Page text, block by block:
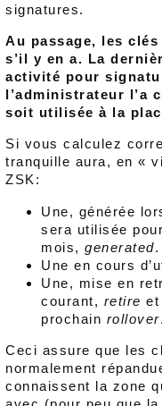
signatures.
Au passage, les
s’il y en a. La
activité pour
l’administrateur l’a
soit utilisée à la
Si vous calculez
tranquille aura, en «
ZSK:
Une, générée
sera utilisée
mois,generated.
Une en cours
Une, mise en
courant, retire et
prochain rollover.
Ceci assure que les
normalement
connaissent la zone